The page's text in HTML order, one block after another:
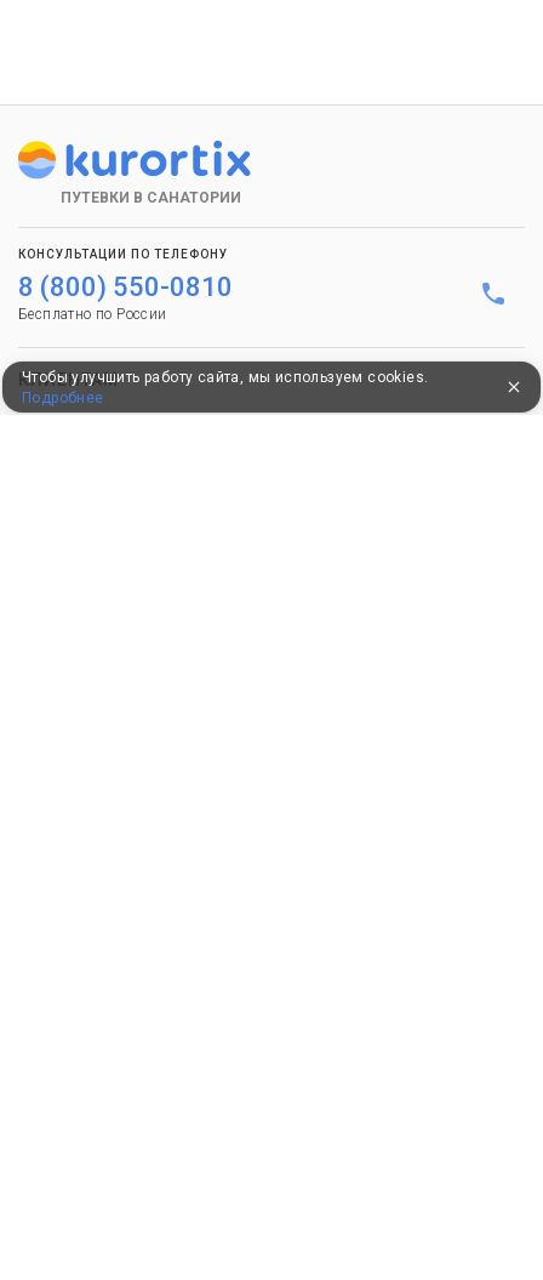
ПУТЕВКИ В САНАТОРИИ
КОНСУЛЬТАЦИИ ПО ТЕЛЕФОНУ
8 (800) 550-0810
Бесплатно по России
КЛИЕНТАМ
Чтобы улучшить работу сайта, мы используем cookies.
Подробнее